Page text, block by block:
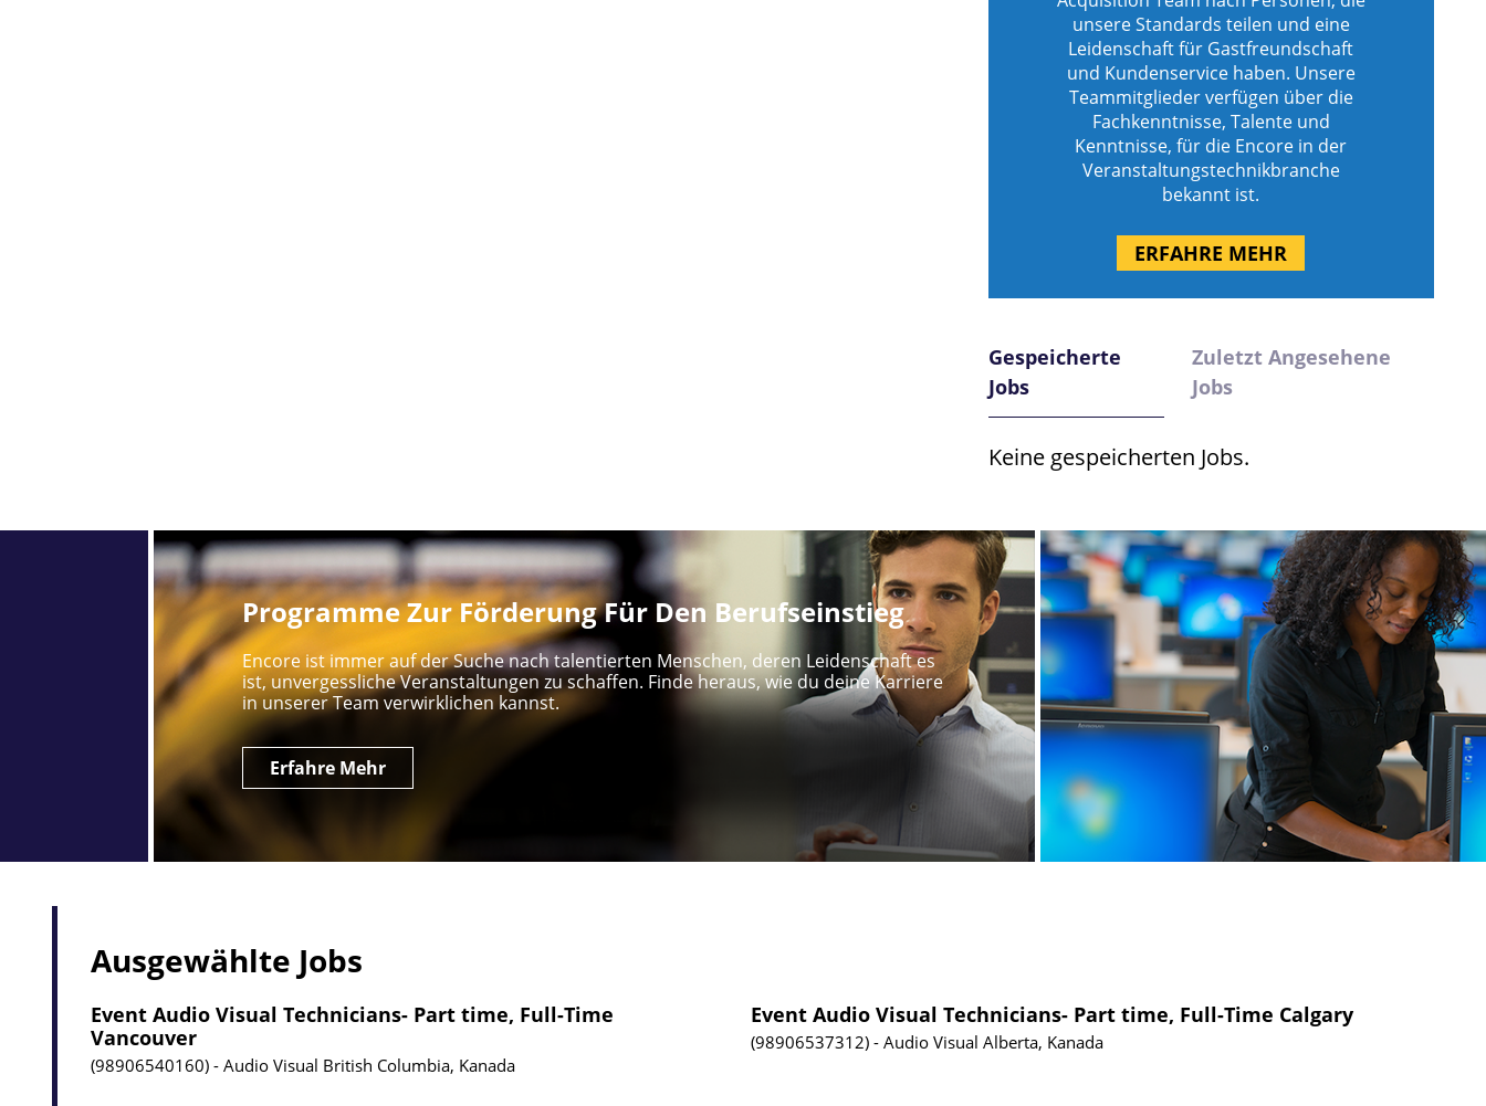
unsere Standards teilen und eine
Leidenschaft für Gastfreundschaft
und Kundenservice haben. Unsere
Teammitglieder verfügen über die
Fachkenntnisse, Talente und
Kenntnisse, für die Encore in der
Veranstaltungstechnikbranche
bekannt ist.
ERFAHRE MEHR
Gespeicherte
Jobs
Zuletzt Angesehene
Jobs
Keine gespeicherten Jobs.
Programme Zur Förderung Für Den Berufseinstieg
Encore ist immer auf der Suche nach talentierten Menschen, deren Leidenschaft es
ist, unvergessliche Veranstaltungen zu schaffen. Finde heraus, wie du deine Karriere
in unserer Team verwirklichen kannst.
Erfahre Mehr
Ausgewählte Jobs
Event Audio Visual Technicians- Part time, Full-Time
Vancouver
98906540160 Audio Visual British Columbia, Kanada
Event Audio Visual Technicians- Part time, Full-Time Calgary
98906537312 Audio Visual Alberta, Kanada